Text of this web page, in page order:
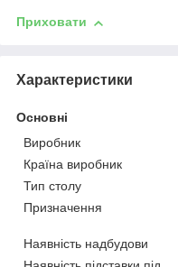
Приховати
Характеристики
Основні
Виробник
Країна виробник
Тип столу
Призначення
Наявність надбудови